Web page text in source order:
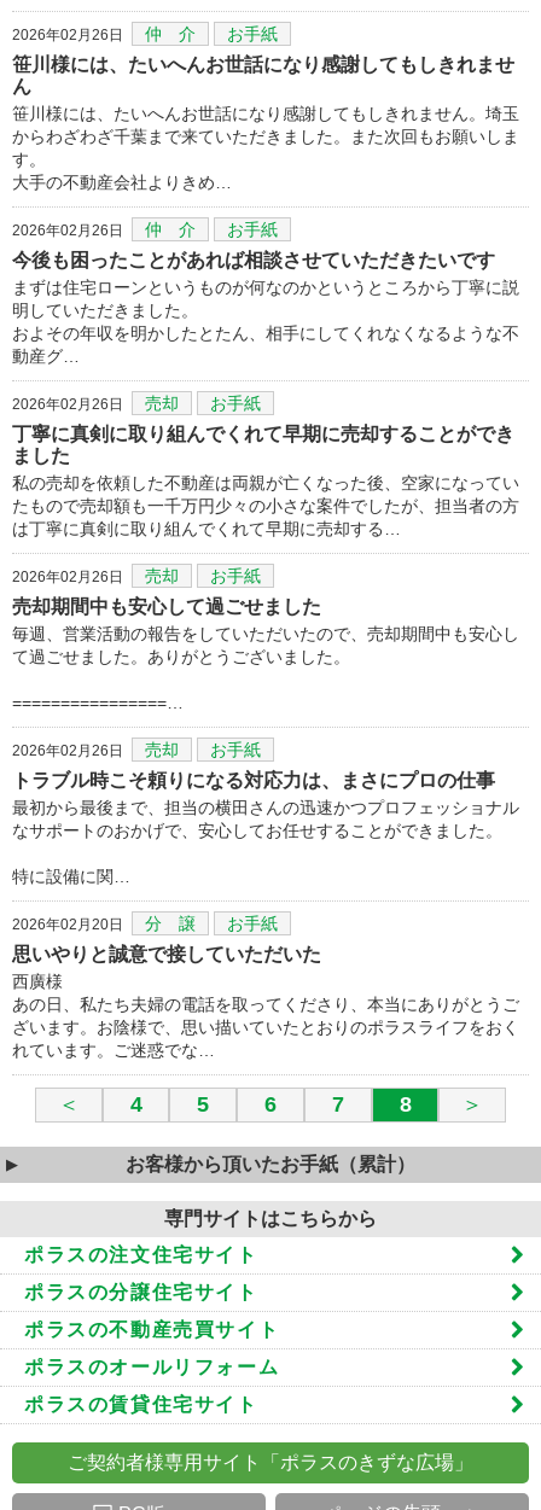
2026年02月26日 仲 介 お手紙
笹川様には、たいへんお世話になり感謝してもしきれませ
ん
笹川様には、たいへんお世話になり感謝してもしきれません。埼玉
からわざわざ千葉まで来ていただきました。また次回もお願いしま
す。
大手の不動産会社よりきめ…
2026年02月26日 仲 介 お手紙
今後も困ったことがあれば相談させていただきたいです
まずは住宅ローンというものが何なのかというところから丁寧に説
明していただきました。
およその年収を明かしたとたん、相手にしてくれなくなるような不
動産グ…
2026年02月26日 売却 お手紙
丁寧に真剣に取り組んでくれて早期に売却することができ
ました
私の売却を依頼した不動産は両親が亡くなった後、空家になってい
たもので売却額も一千万円少々の小さな案件でしたが、担当者の方
は丁寧に真剣に取り組んでくれて早期に売却する…
2026年02月26日 売却 お手紙
売却期間中も安心して過ごせました
毎週、営業活動の報告をしていただいたので、売却期間中も安心し
て過ごせました。ありがとうございました。
================…
2026年02月26日 売却 お手紙
トラブル時こそ頼りになる対応力は、まさにプロの仕事
最初から最後まで、担当の横田さんの迅速かつプロフェッショナル
なサポートのおかげで、安心してお任せすることができました。
​特に設備に関…
2026年02月20日 分 譲 お手紙
思いやりと誠意で接していただいた
西廣様
あの日、私たち夫婦の電話を取ってくださり、本当にありがとうご
ざいます。お陰様で、思い描いていたとおりのポラスライフをおく
れています。ご迷惑でな…
＜ 4 5 6 7 8 ＞
お客様から頂いたお手紙（累計）
専門サイトはこちらから
ポラスの注文住宅サイト
ポラスの分譲住宅サイト
ポラスの不動産売買サイト
ポラスのオールリフォーム
ポラスの賃貸住宅サイト
ご契約者様専用サイト「ポラスのきずな広場」